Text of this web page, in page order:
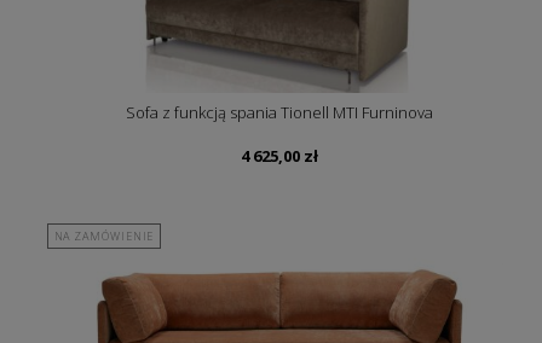
Sofa z funkcją spania Tionell MTI Furninova
4 625,00 zł
NA ZAMÓWIENIE